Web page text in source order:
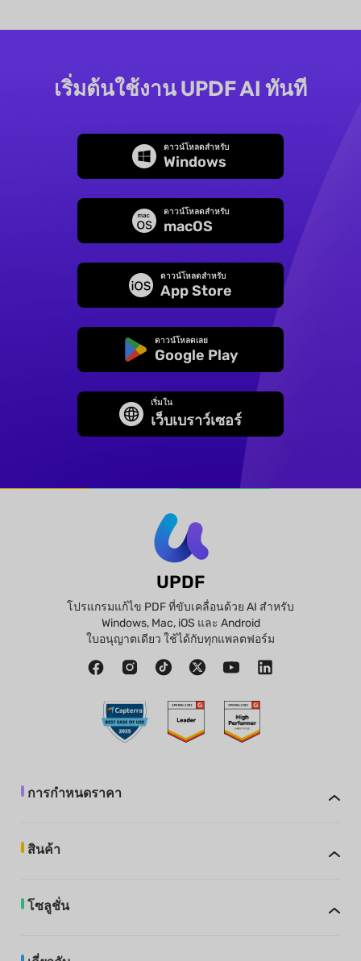
เริ่มต้นใช้งาน UPDF AI ทันที
ดาวน์โหลดสำหรับ
Windows
ดาวน์โหลดสำหรับ
macOS
ดาวน์โหลดสำหรับ
App Store
ดาวน์โหลดเลย
Google Play
เริ่มใน
เว็บเบราว์เซอร์
UPDF
โปรแกรมแก้ไข PDF ที่ขับเคลื่อนด้วย AI สำหรับ
Windows, Mac, iOS และ Android
ใบอนุญาตเดียว ใช้ได้กับทุกแพลตฟอร์ม
การกำหนดราคา
สินค้า
โซลูชั่น